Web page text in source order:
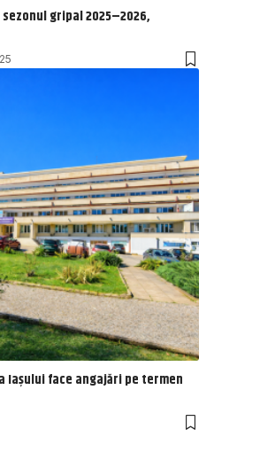
gripal 2025–2026,
Iașului face angajări pe termen